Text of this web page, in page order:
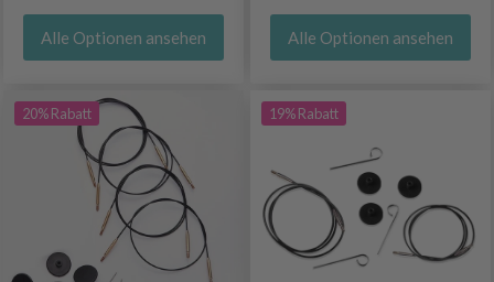
Alle Optionen ansehen Alle Optionen ansehen
20% Rabatt 19% Rabatt